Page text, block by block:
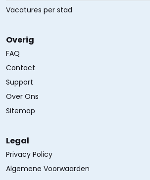
Vacatures per stad
Overig
FAQ
Contact
Support
Over Ons
Sitemap
Legal
Privacy Policy
Algemene Voorwaarden